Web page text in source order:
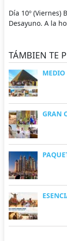
Día 10º (Viernes)
Desayuno. A la
TÁMBIEN TE
MEDIO
GRAN